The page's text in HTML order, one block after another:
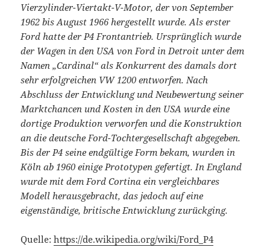
Vierzylinder-Viertakt-V-Motor, der von September
1962 bis August 1966 hergestellt wurde. Als erster
Ford hatte der P4 Frontantrieb. Ursprünglich wurde
der Wagen in den USA von Ford in Detroit unter dem
Namen „Cardinal“ als Konkurrent des damals dort
sehr erfolgreichen VW 1200 entworfen. Nach
Abschluss der Entwicklung und Neubewertung seiner
Marktchancen und Kosten in den USA wurde eine
dortige Produktion verworfen und die Konstruktion
an die deutsche Ford-Tochtergesellschaft abgegeben.
Bis der P4 seine endgültige Form bekam, wurden in
Köln ab 1960 einige Prototypen gefertigt. In England
wurde mit dem Ford Cortina ein vergleichbares
Modell herausgebracht, das jedoch auf eine
eigenständige, britische Entwicklung zurückging.
Quelle:https://de.wikipedia.org/wiki/Ford_P4